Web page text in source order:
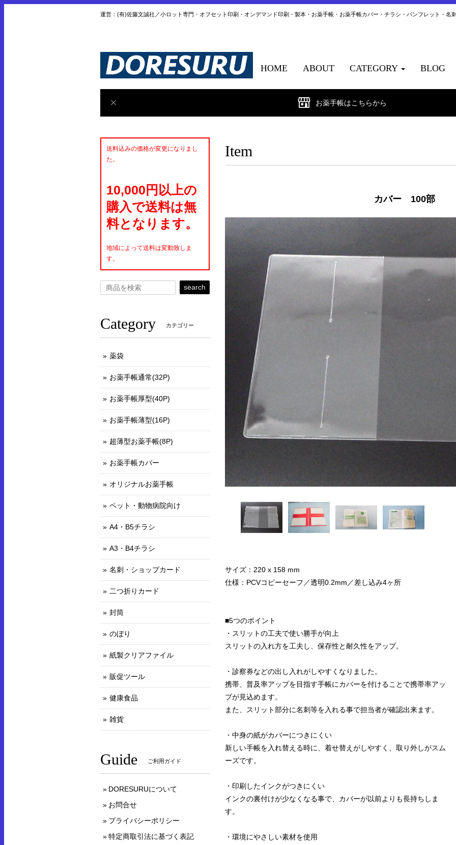
運営：(有)佐藤文誠社／小ロット専門・オフセット印刷・オンデマンド印刷・製本・お薬手帳・お薬手帳カバー・チラシ・パンフレット・名
HOME ABOUT CATEGORY BLOG
お薬手帳はこちらから
Item
カバー 100部
サイズ：220 x 158 mm
仕様：PCVコピーセーフ／透明0.2mm／差し込み4ヶ所
■5つのポイント
・スリットの工夫で使い勝手が向上
スリットの入れ方を工夫し、保存性と耐久性をアップ。
・診察券などの出し入れがしやすくなりました。
携帯、普及率アップを目指す手帳にカバーを付けることで携帯率アッ
プが見込めます。
また、スリット部分に名刺等を入れる事で担当者が確認出来ます。
・中身の紙がカバーにつきにくい
新しい手帳を入れ替える時に、着せ替えがしやすく、取り外しがスム
ーズです。
・印刷したインクがつきにくい
インクの裏付けが少なくなる事で、カバーが以前よりも長持ちしま
す。
・環境にやさしい素材を使用
送料込みの価格が変更になりまし
た。
10,000円以上の
購入で送料は無
料となります。
地域によって送料は変動致しま
す。
search
Category カテゴリー
薬袋
お薬手帳通常(32P)
お薬手帳厚型(40P)
お薬手帳薄型(16P)
超薄型お薬手帳(8P)
お薬手帳カバー
オリジナルお薬手帳
ペット・動物病院向け
A4・B5チラシ
A3・B4チラシ
名刺・ショップカード
二つ折りカード
封筒
のぼり
紙製クリアファイル
販促ツール
健康食品
雑貨
Guide ご利用ガイド
DORESURUについて
お問合せ
プライバシーポリシー
特定商取引法に基づく表記